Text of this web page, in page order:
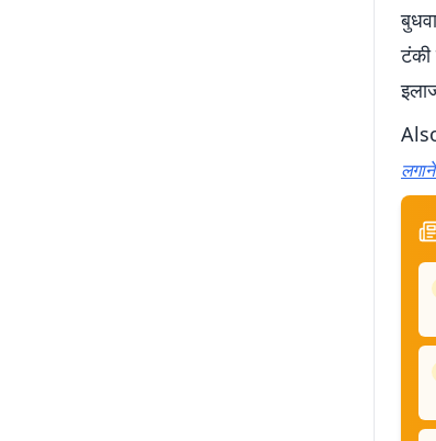
टंकी